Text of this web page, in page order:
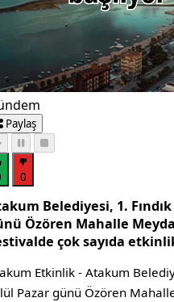
Paylaş
0
Belediyesi, 1.
Özören Mahalle
çok sayıda
Etkinlik - Atakum
Pazar günü Özören